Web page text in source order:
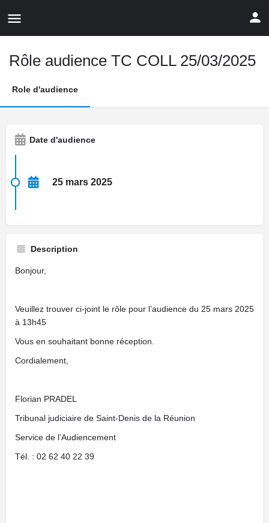
Rôle audience TC COLL 25/03/2025
Role d'audience
Date d'audience
25 mars 2025
Description
Bonjour,
Veuillez trouver ci-joint le rôle pour l’audience du 25 mars 2025
à 13h45
Vous en souhaitant bonne réception.
Cordialement,
Florian PRADEL
Tribunal judiciaire de Saint-Denis de la Réunion
Service de l’Audiencement
Tél. : 02 62 40 22 39